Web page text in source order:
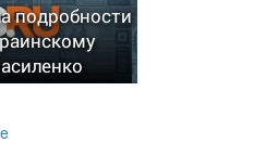
подробности